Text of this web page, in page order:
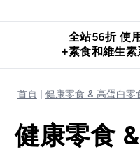
全站56折 使
+素食和維生
首頁 健康零食 & 高蛋白零
健康零食